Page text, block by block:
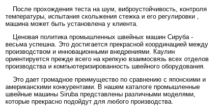
После прохождения теста на шум, виброустойчивость, контроля
температуры, испытания скольжения стежка и его регулировки ,
машина может быть установлена у клиента.
Ценовая политика промышленных швейных машин Сируба -
весьма успешна. Это достигается прекрасной координацией между
производством и инновационными внедрениями. Каулин
ориентируется прежде всего на крепкую взаимосвязь всех отделов
производства и компьютеризированность швейного оборудования.
Это дает громадное преимущество по сравнению с японскими и
американскими конкурентами. В нашем каталоге промышленные
швейные машины Siruba представлены различными моделями,
которые прекрасно подойдут для любого производства.